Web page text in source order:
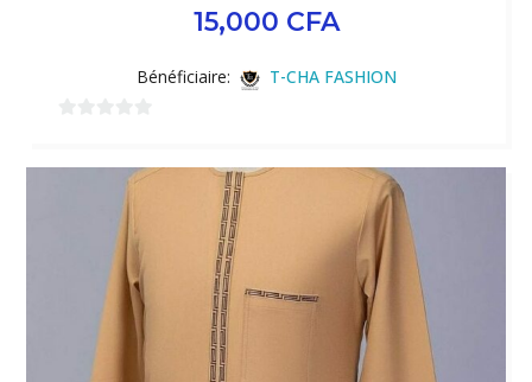
15,000 CFA
Bénéficiaire: T-CHA FASHION